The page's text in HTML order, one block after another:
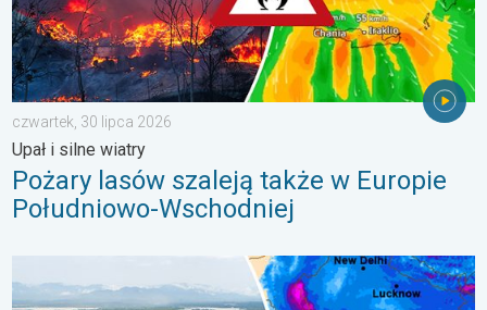
czwartek, 30 lipca 2026
Upał i silne wiatry
Pożary lasów szaleją także w Europie
Południowo-Wschodniej
Powodzie i osuwiska w Azji. Nietypowy monsun. . . środa, 29